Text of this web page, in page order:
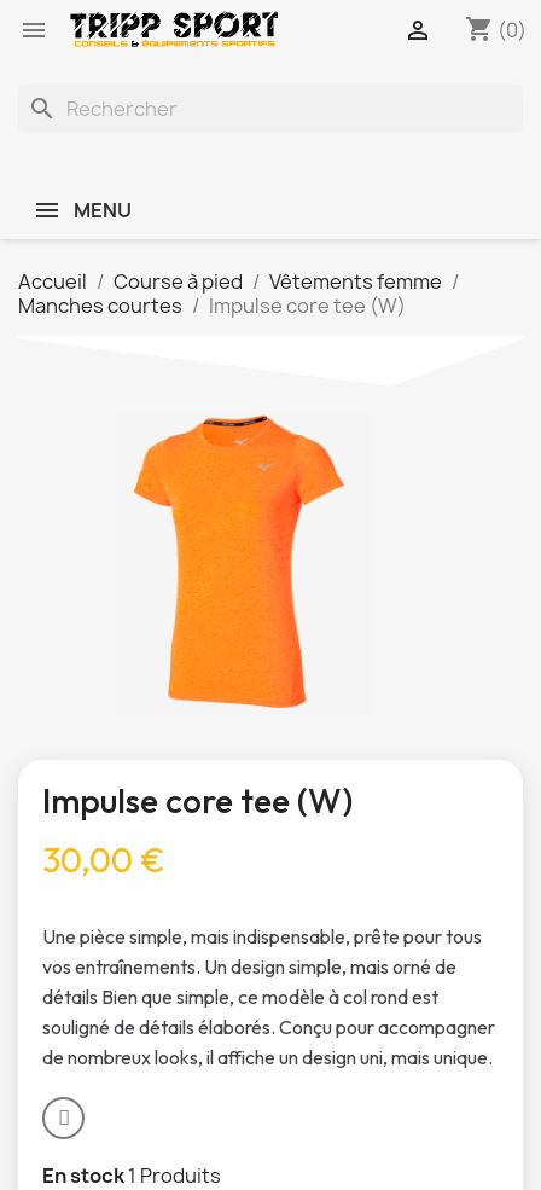
 shopping_cart (0)

search
MENU
Accueil Course à pied
Vêtements femme
Manches courtes
Impulse core tee (W)
Impulse core tee (W)
30,00 €
Une pièce simple, mais indispensable, prête pour tous
vos entraînements. Un design simple, mais orné de
détails Bien que simple, ce modèle à col rond est
souligné de détails élaborés. Conçu pour accompagner
de nombreux looks, il affiche un design uni, mais unique.
En stock1 Produits